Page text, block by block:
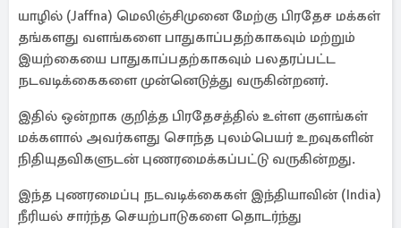
யாழில் (Jaffna) மெலிஞ்சிமுனை மேற்கு பிரதேச மக்கள்
தங்களது வளங்களை பாதுகாப்பதற்காகவும் மற்றும்
இயற்கையை பாதுகாப்பதற்காகவும் பலதரப்பட்ட
நடவடிக்கைகளை முன்னெடுத்து வருகின்றனர்.
இதில் ஒன்றாக குறித்த பிரதேசத்தில் உள்ள குளங்கள்
மக்களால் அவர்களது சொந்த புலம்பெயர் உறவுகளின்
நிதியுதவிகளுடன் புணரமைக்கப்பட்டு வருகின்றது.
இந்த புணரமைப்பு நடவடிக்கைகள் இந்தியாவின் (India)
நீரியல் சார்ந்த செயற்பாடுகளை தொடர்ந்து